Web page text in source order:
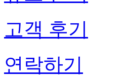
고객 후기
연락하기